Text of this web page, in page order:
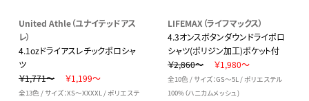
United Athle（ユナイテッドアス
レ）
4.1ozドライアスレチックポロシャ
ツ
￥1,771～
￥1,199～
全13色 / サイズ：XS～XXXXL / ポリエステ
LIFEMAX（ライフマックス）
4.3オンスボタンダウンドライポロ
シャツ(ポリジン加工)ポケット付
￥2,860～
￥1,980～
全10色 / サイズ：GS～5L / ポリエステル
100%（ハニカムメッシュ)